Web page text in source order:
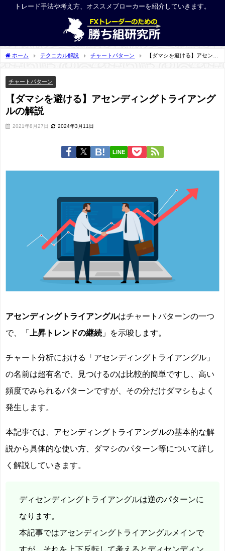
トレード手法や考え方、オススメブローカーを紹介していきます。
ホーム テクニカル解説 チャートパターン
【ダマシを避ける】アセンデ
チャートパターン
【ダマシを避ける】アセンディングトライアング
ルの解説
2021年8月27日 2024年3月11日
LINE
アセンディングトライアングルはチャートパターンの一つ
で、「 上昇トレンドの継続 」を示唆します。
チャート分析における「アセンディングトライアングル」
の名前は超有名で、見つけるのは比較的簡単ですし、高い
頻度でみられるパターンですが、その分だけダマシもよく
発生します。
本記事では、アセンディングトライアングルの基本的な解
説から具体的な使い方、ダマシのパターン等について詳し
く解説していきます。
ディセンディングトライアングルは逆のパターンに
なります。
本記事ではアセンディングトライアングルメインで
すが、それを上下反転して考えるとディセンディン